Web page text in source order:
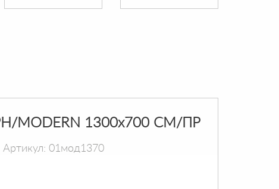
MODERN 1300х700 СМ/ПР
Артикул: 01мод1370